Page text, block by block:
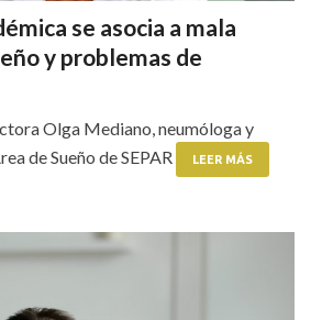
se asocia a mala
y problemas de
Olga Mediano, neumóloga y
de Sueño de SEPAR
LEER MÁS